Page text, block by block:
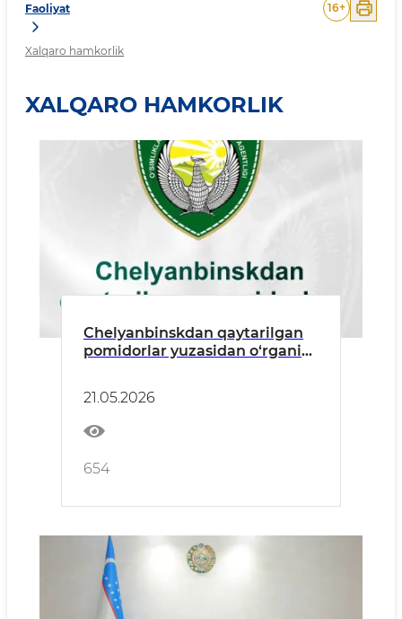
Faoliyat
Xalqaro hamkorlik
16+
XALQARO HAMKORLIK
Chelyanbinskdan qaytarilgan
pomidorlar yuzasidan o‘rganish
21.05.2026
654